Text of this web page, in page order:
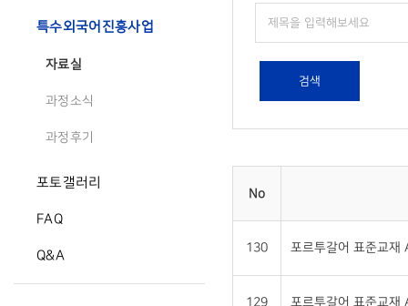
특수외국어진흥사업
자료실
과정소식
과정후기
포토갤러리
FAQ
Q&A
검색
No
130 포르투갈어 표준교재
129 포르투갈어 표준교재